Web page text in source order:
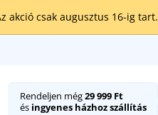
akció csak augusztus 16-ig tart.
Rendeljen még29 999 Ft
és ingyenes házhoz szállítás